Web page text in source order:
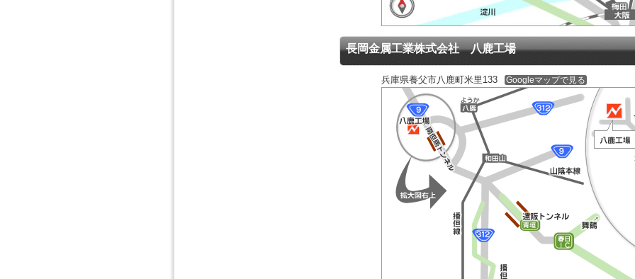
長岡金属工業株式会社 八鹿工場
兵庫県養父市八鹿町米里133 Googleマップで見る